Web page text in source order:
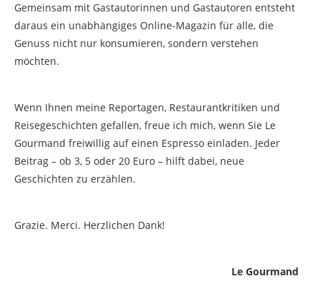
Gemeinsam mit Gastautorinnen und Gastautoren entsteht
daraus ein unabhängiges Online-Magazin für alle, die
Genuss nicht nur konsumieren, sondern verstehen
möchten.
Wenn Ihnen meine Reportagen, Restaurantkritiken und
Reisegeschichten gefallen, freue ich mich, wenn Sie Le
Gourmand freiwillig auf einen Espresso einladen. Jeder
Beitrag – ob 3, 5 oder 20 Euro – hilft dabei, neue
Geschichten zu erzählen.
Grazie. Merci. Herzlichen Dank!
Le Gourmand